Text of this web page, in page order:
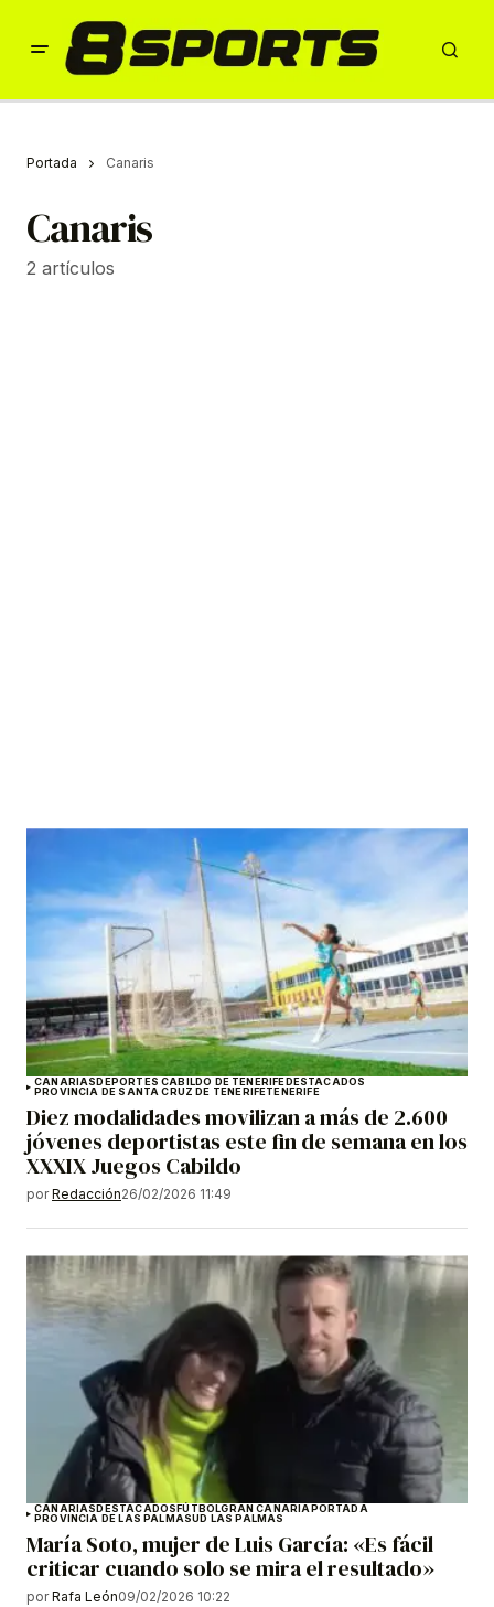
Portada Canaris
Canaris
2 artículos
CANARIASDEPORTES CABILDO DE TENERIFEDESTACADOS
PROVINCIA DE SANTA CRUZ DE TENERIFETENERIFE
Diez modalidades movilizan a más de 2.600
jóvenes deportistas este fin de semana en los
XXXIX Juegos Cabildo
por Redacción26/02/2026 11:49
CANARIAS DESTACADOS FÚTBOLGRAN CANARIA PORTADA
PROVINCIA DE LAS PALMASUD LAS PALMAS
María Soto, mujer de Luis García: «Es fácil
criticar cuando solo se mira el resultado»
por Rafa León09/02/2026 10:22